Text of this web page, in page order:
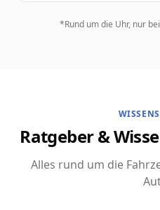
*Rund um die Uhr, nur
Ratgeber &
Alles rund um die